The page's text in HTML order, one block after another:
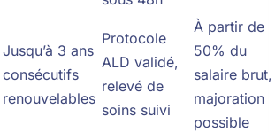
Jusqu’à 3 ans
consécutifs
renouvelables
Protocole
ALD validé,
relevé de
soins suivi
À partir de
50% du
salaire brut,
majoration
possible